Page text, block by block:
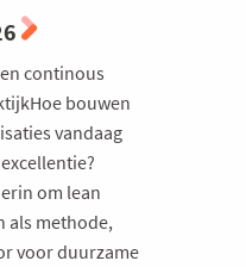
continous
bouwen
vandaag
om lean
als methode,
voor duurzame